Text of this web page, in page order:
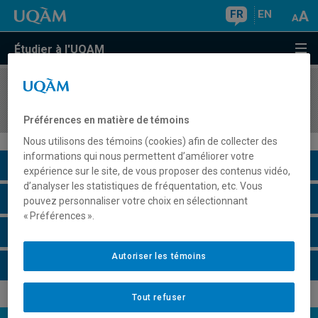
FR EN
Étudier à l'UQAM
COURS//
Description du cours
Horaire - Été 2026
Préférences en matière de témoins
Nous utilisons des témoins (cookies) afin de collecter des
informations qui nous permettent d’améliorer votre
expérience sur le site, de vous proposer des contenus vidéo,
d’analyser les statistiques de fréquentation, etc. Vous
pouvez personnaliser votre choix en sélectionnant
« Préférences ».
Tout refuser
Autoriser les témoins